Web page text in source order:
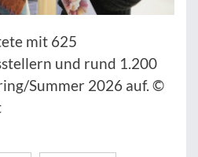
mit 625
und rund 1.200
Summer 2026 auf. ©